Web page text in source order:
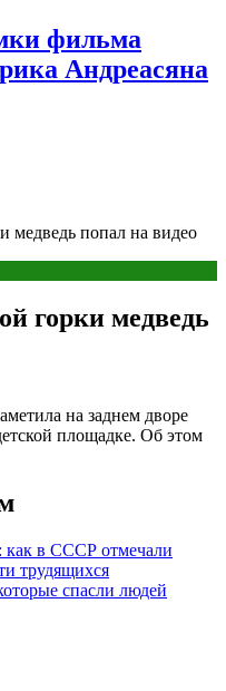
фильма
Андреасяна
медведь попал на видео
горки медведь
на заднем дворе
площадке. Об этом
как в СССР отмечали
трудящихся
спасли людей